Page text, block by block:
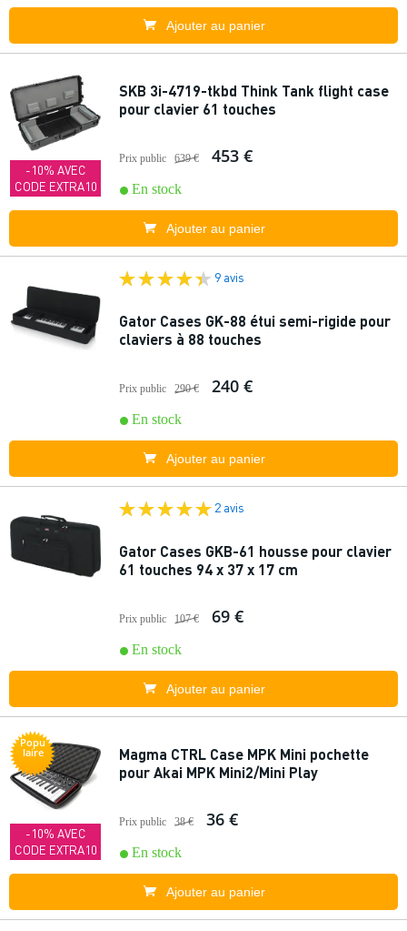
Ajouter au panier
-10% AVEC
CODE EXTRA10
SKB 3i-4719-tkbd Think Tank flight case
pour clavier 61 touches
Prix public 639 € 453 €
En stock
Ajouter au panier
9 avis
Gator Cases GK-88 étui semi-rigide pour
claviers à 88 touches
Prix public 290 € 240 €
En stock
Ajouter au panier
2 avis
Gator Cases GKB-61 housse pour clavier
61 touches 94 x 37 x 17 cm
Prix public 107 € 69 €
En stock
Ajouter au panier
Popu
laire
-10% AVEC
CODE EXTRA10
Magma CTRL Case MPK Mini pochette
pour Akai MPK Mini2/Mini Play
Prix public 38 € 36 €
En stock
Ajouter au panier